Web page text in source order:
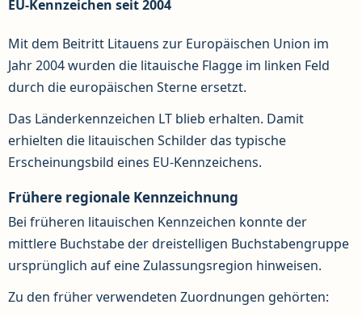
EU-Kennzeichen seit 2004
Mit dem Beitritt Litauens zur Europäischen Union im
Jahr 2004 wurden die litauische Flagge im linken Feld
durch die europäischen Sterne ersetzt.
Das Länderkennzeichen LT blieb erhalten. Damit
erhielten die litauischen Schilder das typische
Erscheinungsbild eines EU-Kennzeichens.
Frühere regionale Kennzeichnung
Bei früheren litauischen Kennzeichen konnte der
mittlere Buchstabe der dreistelligen Buchstabengruppe
ursprünglich auf eine Zulassungsregion hinweisen.
Zu den früher verwendeten Zuordnungen gehörten: